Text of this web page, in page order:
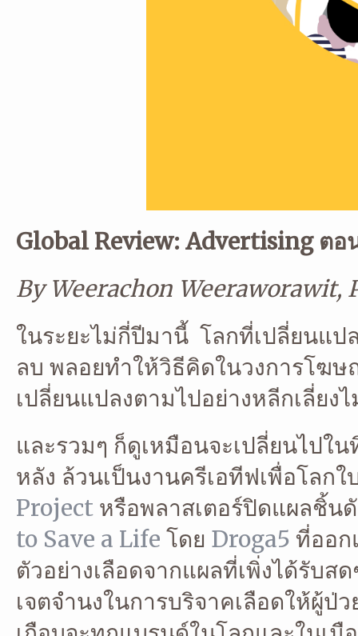
Global Review: Advertising ต
By Weerachon Weeraworawit,
ในระยะไม่กี่ปีมานี้ โลกที่เปลี่ยนแป
ลบ พลอยทำให้วิธีคิดในวงการโฆษ
เปลี่ยนแปลงตามไปอย่างหลีกเลี่ยง
และรวมๆ ก็ดูเหมือนจะเปลี่ยนไปใ
หลัง ล้วนเป็นงานครีเอทีฟเพื่อโลก
Project หรือพลาสเตอร์ปิดแผลชิ้น
to Save a Life โดย Droga5 ที่ออ
ตัวอย่างเลือดจากแผลที่เพิ่งได้รับ
เจตจำนงในการบริจาคเลือดให้ผู้